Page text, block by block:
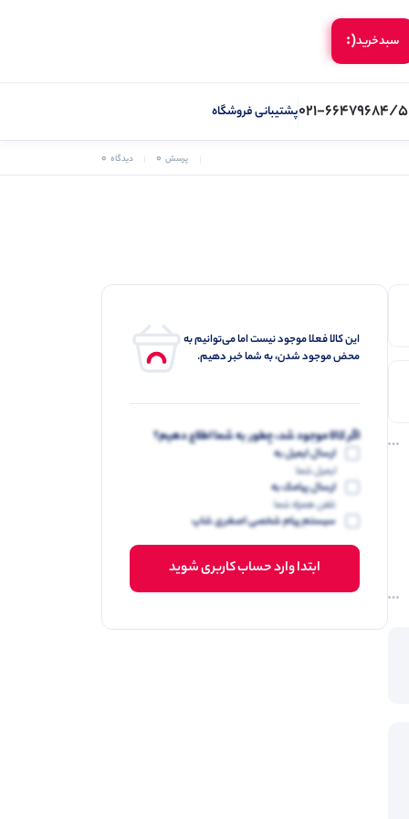
سبد‌خرید(:
021-66479684/5پشتیبانی فروشگاه
پرسش 0 دیدگاه 0
این کالا فعلا موجود نیست اما می‌توانیم به
محض موجود شدن، به شما خبر دهیم.
اگر کالا موجود شد، چطور به شما اطلاع دهیم؟
ارسال ایمیل به
ایمیل شما
ارسال پیامک به
تلفن همراه شما
سیستم پیام شخصی اصغری شاپ
ابتدا وارد حساب کاربری شوید